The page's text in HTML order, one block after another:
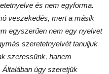
és nem egyforma.
veszekedés, mert a másik
egyszerűen nem egy nyelvet
szeretetnyelvét tanuljuk
szeressünk, hanem
úgy szeretjük